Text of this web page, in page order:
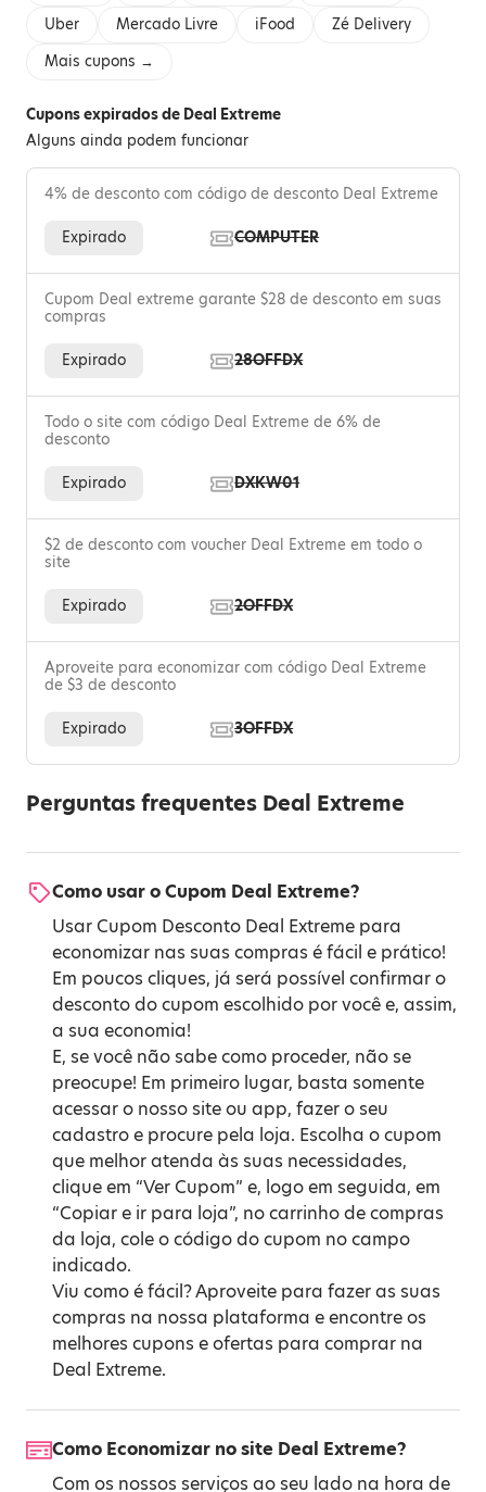
Uber
Mercado Livre iFood
Zé Delivery
Mais cupons →
Cupons expirados de Deal Extreme
Alguns ainda podem funcionar
4% de desconto com código de desconto Deal Extreme
Expirado COMPUTER
Cupom Deal extreme garante $28 de desconto em suas
compras
Expirado 28OFFDX
Todo o site com código Deal Extreme de 6% de
desconto
Expirado DXKW01
$2 de desconto com voucher Deal Extreme em todo o
site
Expirado 2OFFDX
Aproveite para economizar com código Deal Extreme
de $3 de desconto
Expirado 3OFFDX
Perguntas frequentes Deal Extreme
Como usar o Cupom Deal Extreme?
Usar Cupom Desconto Deal Extreme para
economizar nas suas compras é fácil e prático!
Em poucos cliques, já será possível confirmar o
desconto do cupom escolhido por você e, assim,
a sua economia!
E, se você não sabe como proceder, não se
preocupe! Em primeiro lugar, basta somente
acessar o nosso site ou app, fazer o seu
cadastro e procure pela loja. Escolha o cupom
que melhor atenda às suas necessidades,
clique em “Ver Cupom” e, logo em seguida, em
“Copiar e ir para loja”, no carrinho de compras
da loja, cole o código do cupom no campo
indicado.
Viu como é fácil? Aproveite para fazer as suas
compras na nossa plataforma e encontre os
melhores cupons e ofertas para comprar na
Deal Extreme.
Como Economizar no site Deal Extreme?
Com os nossos serviços ao seu lado na hora de